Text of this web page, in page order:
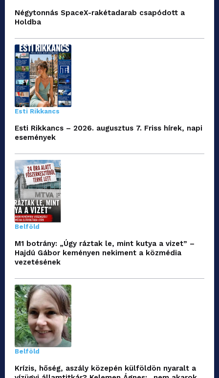
Négytonnás SpaceX-rakétadarab csapódott a
Holdba
Esti Rikkancs
Esti Rikkancs – 2026. augusztus 7. Friss hírek, napi
események
Belföld
M1 botrány: „Úgy ráztak le, mint kutya a vizet” –
Hajdú Gábor keményen nekiment a közmédia
vezetésének
Belföld
Krízis, hőség, aszály közepén külföldön nyaralt a